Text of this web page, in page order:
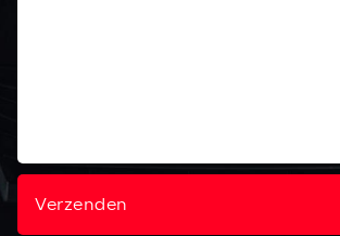
Verzenden